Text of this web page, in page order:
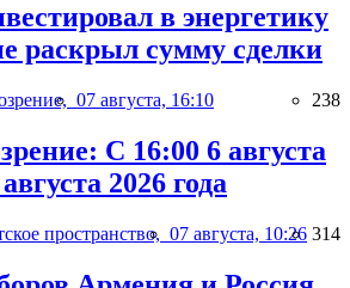
в энергетику
раскрыл сумму сделки
07 августа, 16:10 238
С 16:00 6 августа
2026 года
пространство, 07 августа, 10:26 314